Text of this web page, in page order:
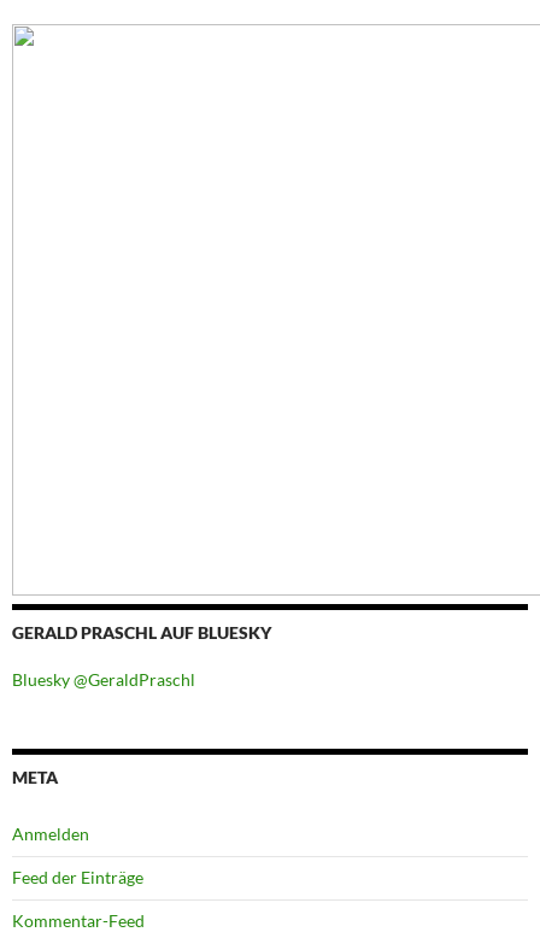
GERALD PRASCHL AUF BLUESKY
Bluesky @GeraldPraschl
META
Anmelden
Feed der Einträge
Kommentar-Feed